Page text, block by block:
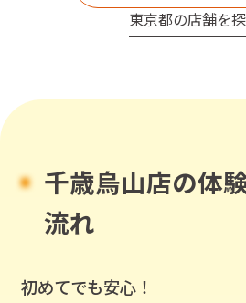
東京都の店舗を
千歳烏山店の体
流れ
初めてでも安心！